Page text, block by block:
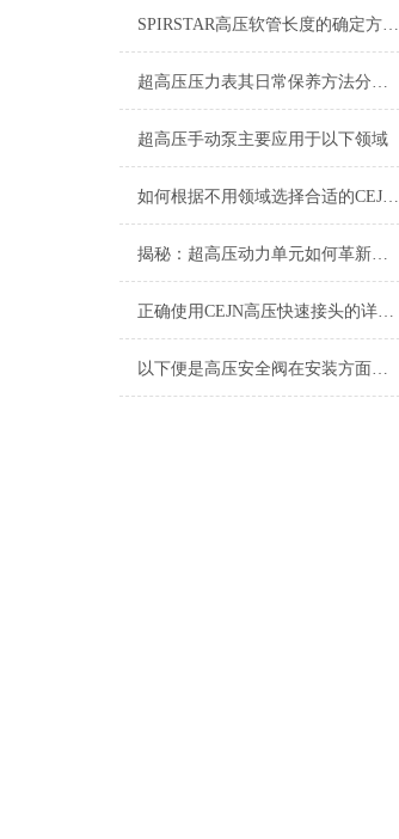
SPIRSTAR高压软管长度的确定方法及胶层选材注意事项
超高压压力表其日常保养方法分别是什么
超高压手动泵主要应用于以下领域
如何根据不用领域选择合适的CEJN快速接头呢？
揭秘：超高压动力单元如何革新多个行业？
正确使用CEJN高压快速接头的详细方法
以下便是高压安全阀在安装方面的要求